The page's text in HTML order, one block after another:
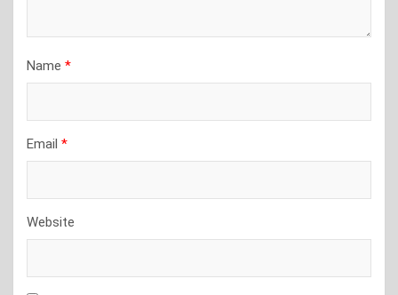
Name *
Email *
Website